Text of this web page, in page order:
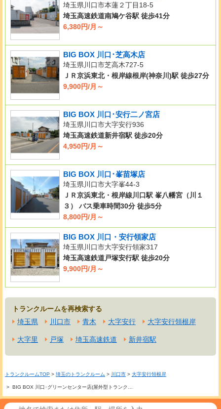
埼玉県川口市本蓮２丁目18-5
埼玉高速鉄道南鳩ケ谷駅 徒歩41分
6,380円/月～
BIG BOX 川口･芝高木店
埼玉県川口市芝高木727-5
ＪＲ京浜東北・根岸線根岸(神奈川)駅 徒歩27分
9,900円/月～
BIG BOX 川口･安行二ノ宮店
埼玉県川口市大字安行936
埼玉高速鉄道新井宿駅 徒歩20分
4,950円/月～
BIG BOX 川口･峯苗塚店
埼玉県川口市大字峯44-3
ＪＲ京浜東北・根岸線川口駅 峯八幡宮（川１
３） バス乗車時間30分 徒歩5分
8,800円/月～
BIG BOX 川口・安行領家店
埼玉県川口市大字安行領家317
埼玉高速鉄道戸塚安行駅 徒歩20分
9,900円/月～
トランクルームを再検索する
埼玉県
川口市 青木 大字安行 大字安行領根岸
大字里 戸塚 埼玉高速鉄道 新井宿駅
トランクルームTOP > 埼玉のトランクルーム > 川口市 > 大字安行領根岸
> BIG BOX 川口･グリーンセンター店(屋外型トランク…